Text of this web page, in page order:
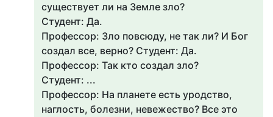
существует ли на Земле зло?
Студент: Да.
Профессор: Зло повсюду, не так ли? И Бог
создал все, верно? Студент: Да.
Профессор: Так кто создал зло?
Студент: ...
Профессор: На планете есть уродство,
наглость, болезни, невежество? Все это